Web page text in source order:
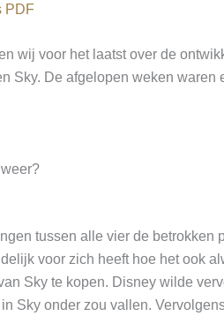
PDF
wij voor het laatst over de
Sky. De afgelopen weken
tussen alle vier de betrokken
voor zich heeft hoe het ook
Sky te kopen. Disney wilde
Sky onder zou vallen.